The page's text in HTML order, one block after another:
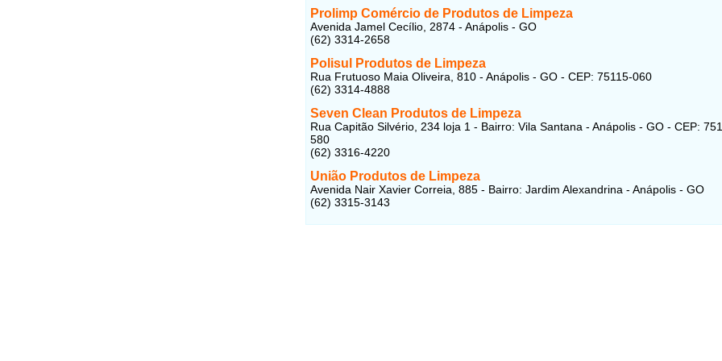
Prolimp Comércio de Produtos de Limpeza
Avenida Jamel Cecílio, 2874 - Anápolis - GO
(62) 3314-2658
Polisul Produtos de Limpeza
Rua Frutuoso Maia Oliveira, 810 - Anápolis - GO - CEP: 75115-060
(62) 3314-4888
Seven Clean Produtos de Limpeza
Rua Capitão Silvério, 234 loja 1 - Bairro: Vila Santana - Anápolis - GO - CEP:
580
(62) 3316-4220
União Produtos de Limpeza
Avenida Nair Xavier Correia, 885 - Bairro: Jardim Alexandrina - Anápolis - GO
(62) 3315-3143